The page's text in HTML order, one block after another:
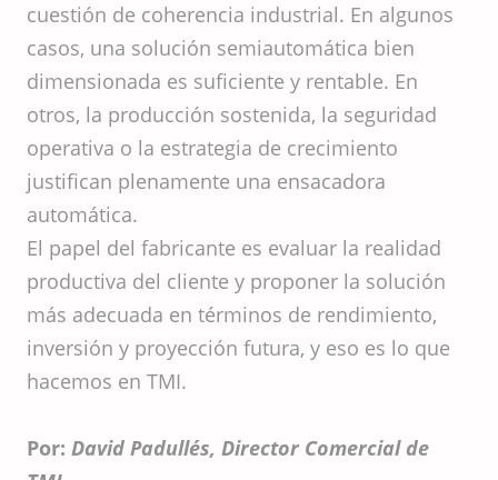
cuestión de coherencia industrial. En algunos
casos, una solución semiautomática bien
dimensionada es suficiente y rentable. En
otros, la producción sostenida, la seguridad
operativa o la estrategia de crecimiento
justifican plenamente una ensacadora
automática.
El papel del fabricante es evaluar la realidad
productiva del cliente y proponer la solución
más adecuada en términos de rendimiento,
inversión y proyección futura, y eso es lo que
hacemos en TMI.
Por: David Padullés, Director Comercial de